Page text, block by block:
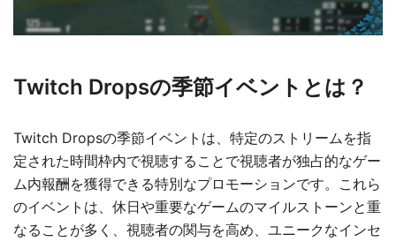
Twitch Dropsの季節イベントとは？
Twitch Dropsの季節イベントは、特定のストリームを指
定された時間枠内で視聴することで視聴者が独占的なゲー
ム内報酬を獲得できる特別なプロモーションです。これら
のイベントは、休日や重要なゲームのマイルストーンと重
なることが多く、視聴者の関与を高め、ユニークなインセ